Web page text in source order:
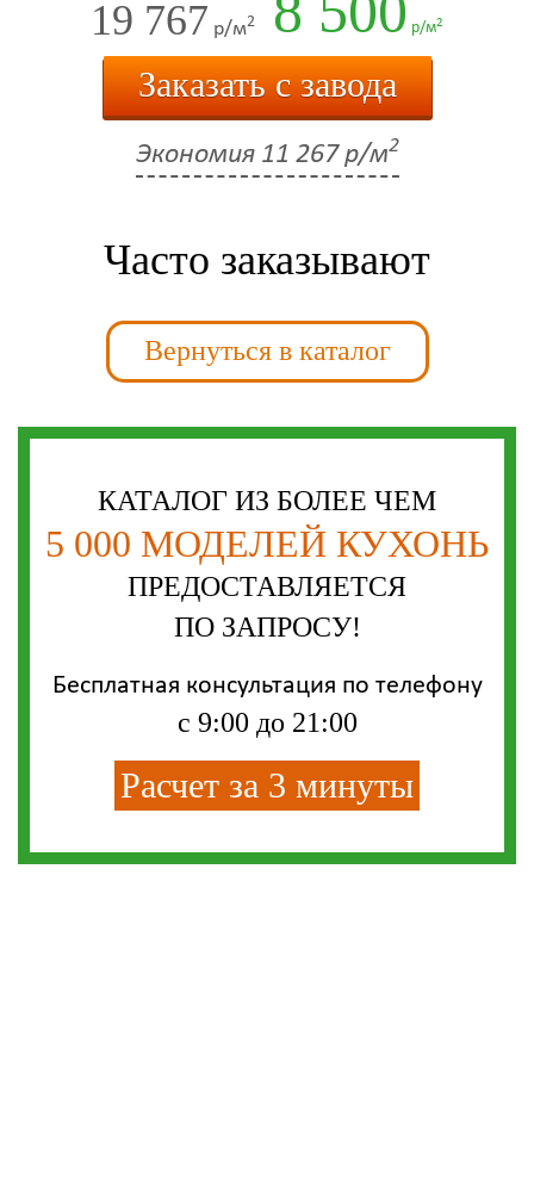
19 767 р/м2 р/м2
Заказать с завода
Экономия 11 267 р/м2
Часто заказывают
Вернуться в каталог
КАТАЛОГ ИЗ БОЛЕЕ ЧЕМ
5 000 МОДЕЛЕЙ КУХОНЬ
ПРЕДОСТАВЛЯЕТСЯ
ПО ЗАПРОСУ!
Бесплатная консультация по телефону
с 9:00 до 21:00
Расчет за 3 минуты